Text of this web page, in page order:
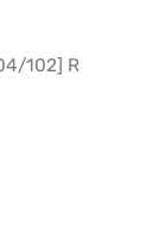
102] R